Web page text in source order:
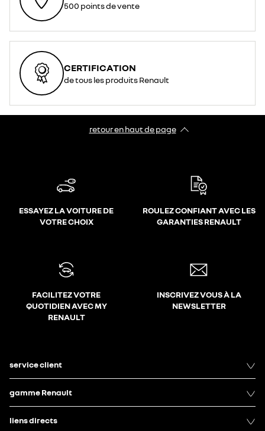
500 points de vente
CERTIFICATION
de tous les produits Renault
retour en haut de page​
ESSAYEZ LA VOITURE DE
VOTRE CHOIX
ROULEZ CONFIANT AVEC LES
GARANTIES RENAULT
FACILITEZ VOTRE
QUOTIDIEN AVEC MY
RENAULT
INSCRIVEZ VOUS À LA
NEWSLETTER
service client
gamme Renault
liens directs